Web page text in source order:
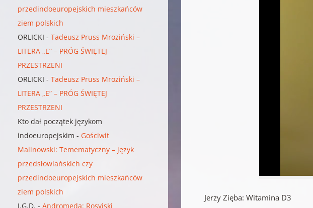
Jerzy Zięba: Witamina D3
przedindoeuropejskich mieszkańców
ziem polskich
ORLICKI -Tadeusz Pruss Mroziński –
LITERA „E” – PRÓG ŚWIĘTEJ
PRZESTRZENI
ORLICKI -Tadeusz Pruss Mroziński –
LITERA „E” – PRÓG ŚWIĘTEJ
PRZESTRZENI
Kto dał początek językom
indoeuropejskim - Gościwit
Malinowski: Temematyczny – język
przedsłowiańskich czy
przedindoeuropejskich mieszkańców
ziem polskich
J.G.D. -Andromeda: Rosyjski